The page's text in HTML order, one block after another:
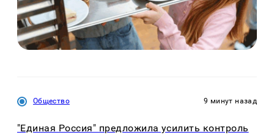
Общество 9 минут назад
"Единая Россия" предложила усилить контроль